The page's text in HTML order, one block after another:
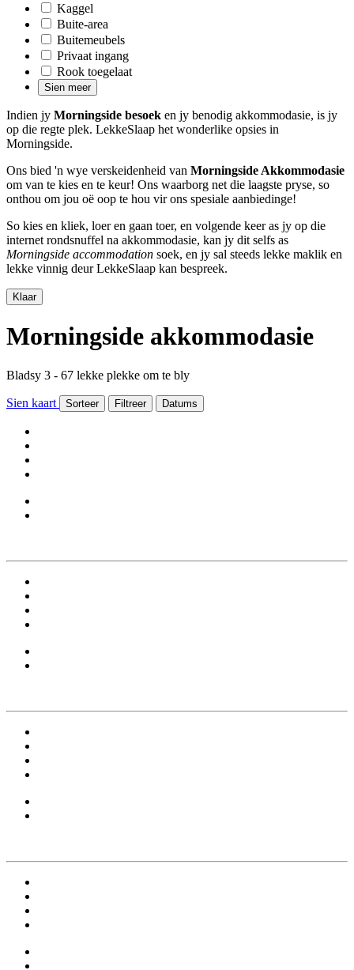
Kaggel
Buite-area
Buitemeubels
Privaat ingang
Rook toegelaat
Sien meer
Indien jy Morningside besoek en jy benodig akkommodasie, is jy
op die regte plek. LekkeSlaap het wonderlike opsies in
Morningside.
Ons bied 'n wye verskeidenheid van Morningside Akkommodasie
om van te kies en te keur! Ons waarborg net die laagste pryse, so
onthou om jou oë oop te hou vir ons spesiale aanbiedinge!
So kies en kliek, loer en gaan toer, en volgende keer as jy op die
internet rondsnuffel na akkommodasie, kan jy dit selfs as
Morningside accommodation soek, en jy sal steeds lekke maklik en
lekke vinnig deur LekkeSlaap kan bespreek.
Klaar
Morningside akkommodasie
Bladsy 3 - 67 lekke plekke om te bly
Sien kaart Sorteer Filtreer Datums